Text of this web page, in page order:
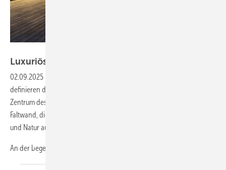
Luxuriöse
02.09.2025
definieren diese luxuriöse Ferienvilla im schwedischen Villshärad. Im
Zentrum des architektonischen Konzepts: eine beeindruckende Glas-
Faltwand, die auf 13 Quadratmetern die Grenzen zwischen Wohnraum
und Natur auflöst.
An der begehrten